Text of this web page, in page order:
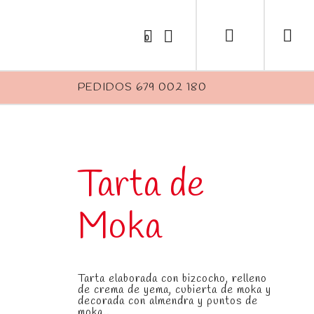
0
PEDIDOS 679 002 180
Tarta de
Moka
Tarta elaborada con bizcocho, relleno
de crema de yema, cubierta de moka y
decorada con almendra y puntos de